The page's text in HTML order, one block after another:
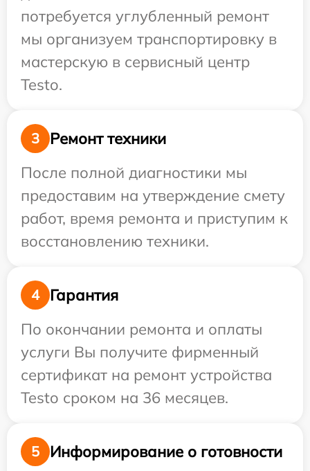
потребуется углубленный ремонт
мы организуем транспортировку в
мастерскую в сервисный центр
Testo.
3
Ремонт техники
После полной диагностики мы
предоставим на утверждение смету
работ, время ремонта и приступим к
восстановлению техники.
4
Гарантия
По окончании ремонта и оплаты
услуги Вы получите фирменный
сертификат на ремонт устройства
Testo сроком на 36 месяцев.
5
Информирование о готовности